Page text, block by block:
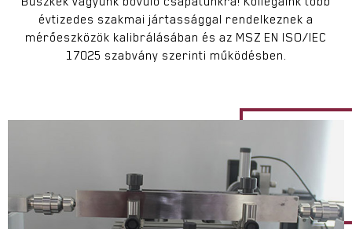
évtizedes szakmai jártassággal rendelkeznek a
mérőeszközök kalibrálásában és az MSZ EN ISO/IEC
17025 szabvány szerinti működésben.